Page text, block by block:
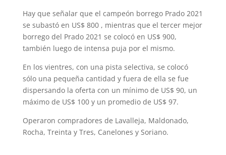
Hay que señalar que el campeón borrego Prado 2021
se subastó en US$ 800 , mientras que el tercer mejor
borrego del Prado 2021 se colocó en US$ 900,
también luego de intensa puja por el mismo.
En los vientres, con una pista selectiva, se colocó
sólo una pequeña cantidad y fuera de ella se fue
dispersando la oferta con un mínimo de US$ 90, un
máximo de US$ 100 y un promedio de US$ 97.
Operaron compradores de Lavalleja, Maldonado,
Rocha, Treinta y Tres, Canelones y Soriano.